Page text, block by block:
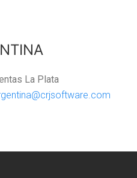
La Plata